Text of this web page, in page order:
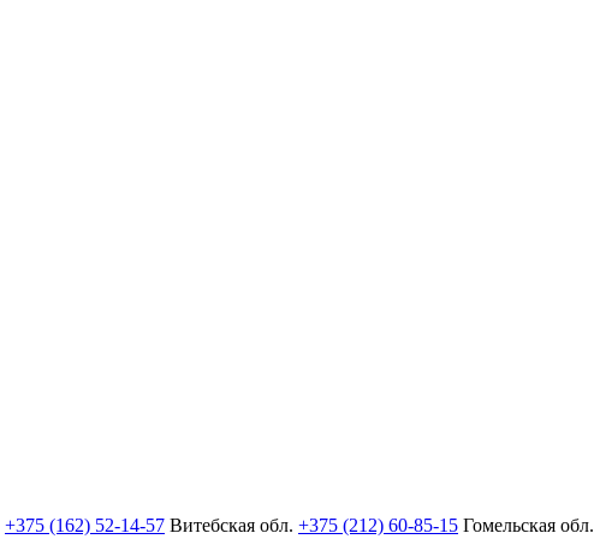
+375 (162) 52-14-57 Витебская обл. +375 (212) 60-85-15 Гомельская обл.